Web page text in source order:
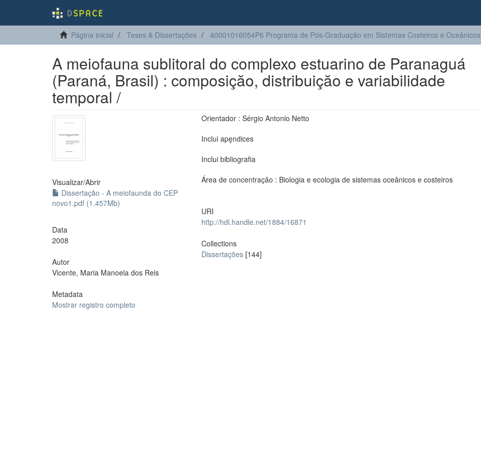
Página inicial Teses & Dissertações 40001016054P6 Programa de Pós-Graduação em Sistemas Costeiros e Oceânicos
A meiofauna sublitoral do complexo estuarino de Paranaguá
(Paraná, Brasil) : composiçăo, distribuiçăo e variabilidade
temporal /
Visualizar/Abrir
Dissertação - A meiofaunda do CEP
novo1.pdf (1.457Mb)
Data
2008
Autor
Vicente, Maria Manoela dos Reis
Metadata
Mostrar registro completo
Orientador : Sérgio Antonio Netto
Inclui apęndices
Inclui bibliografia
Área de concentraçăo : Biologia e ecologia de sistemas oceânicos e costeiros
URI
http://hdl.handle.net/1884/16871
Collections
Dissertações [144]